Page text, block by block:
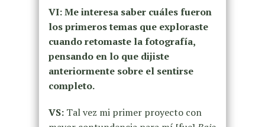
VI: Me interesa saber cuáles fueron
los primeros temas que exploraste
cuando retomaste la fotografía,
pensando en lo que dijiste
anteriormente sobre el sentirse
completo.
VS:Tal vez mi primer proyecto con